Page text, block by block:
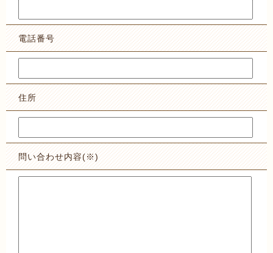
電話番号
住所
問い合わせ内容(※)